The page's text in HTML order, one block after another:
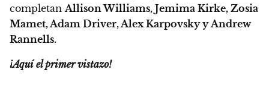
completanAllison Williams, Jemima Kirke, Zosia
Mamet, Adam Driver, Alex Karpovsky y Andrew
Rannells.
¡Aquí el primer vistazo!